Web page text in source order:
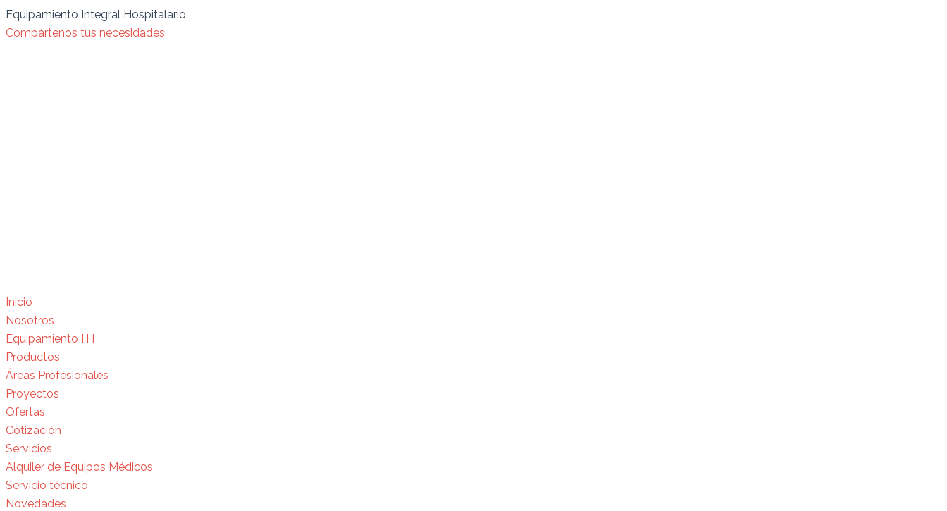
Ir
al
Equipamiento Integral Hospitalario
Compártenos tus necesidades
Inicio
Nosotros
Equipamiento I.H
Productos
Áreas Profesionales
Proyectos
Ofertas
Cotización
Servicios
Alquiler de Equipos Médicos
Servicio técnico
Novedades
Búsqueda
de
Tensiometro
aneroide